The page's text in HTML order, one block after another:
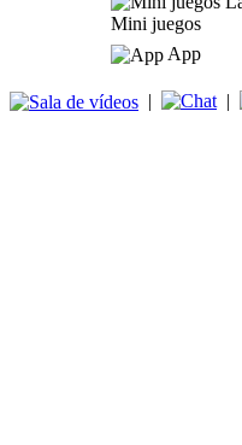
Mini juegos
App
| |